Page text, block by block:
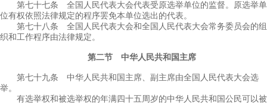
第七十七条 全国人民代表大会代表受原选举单位的监督。原选举单
位有权依照法律规定的程序罢免本单位选出的代表。
第七十八条 全国人民代表大会和全国人民代表大会常务委员会的组
织和工作程序由法律规定。
第二节 中华人民共和国主席
第七十九条 中华人民共和国主席、副主席由全国人民代表大会选
举。
有选举权和被选举权的年满四十五周岁的中华人民共和国公民可以被